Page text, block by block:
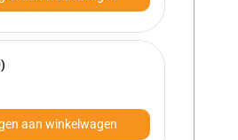
aan winkelwagen